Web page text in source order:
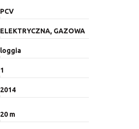
PCV
ELEKTRYCZNA, GAZOWA
loggia
1
2014
20 m